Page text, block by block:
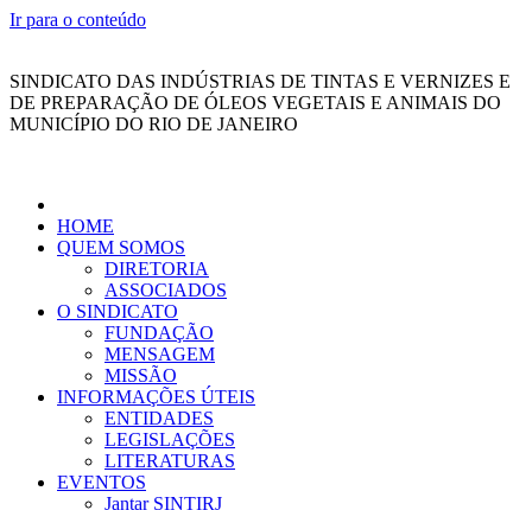
Ir para o conteúdo
SINDICATO DAS INDÚSTRIAS DE TINTAS E VERNIZES E
DE PREPARAÇÃO DE ÓLEOS VEGETAIS E ANIMAIS DO
MUNICÍPIO DO RIO DE JANEIRO
HOME
QUEM SOMOS
DIRETORIA
ASSOCIADOS
O SINDICATO
FUNDAÇÃO
MENSAGEM
MISSÃO
INFORMAÇÕES ÚTEIS
ENTIDADES
LEGISLAÇÕES
LITERATURAS
EVENTOS
Jantar SINTIRJ